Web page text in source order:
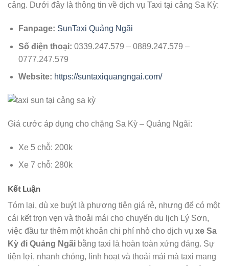
cảng. Dưới đây là thông tin về dịch vụ Taxi tại cảng Sa Kỳ:
Fanpage: SunTaxi Quảng Ngãi
Số điện thoại: 0339.247.579 – 0889.247.579 –
0777.247.579
Website: https://suntaxiquangngai.com/
Giá cước áp dụng cho chặng Sa Kỳ – Quảng Ngãi:
Xe 5 chỗ: 200k
Xe 7 chỗ: 280k
Kết Luận
Tóm lại, dù xe buýt là phương tiện giá rẻ, nhưng để có một
cái kết trọn vẹn và thoải mái cho chuyến du lịch Lý Sơn,
việc đầu tư thêm một khoản chi phí nhỏ cho dịch vụ xe Sa
Kỳ đi Quảng Ngãi bằng taxi là hoàn toàn xứng đáng. Sự
tiện lợi, nhanh chóng, linh hoạt và thoải mái mà taxi mang